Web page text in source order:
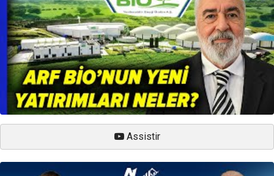
Assistir